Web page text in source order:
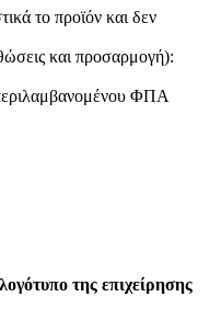
το προϊόν και δεν
και προσαρμογή):
ΦΠΑ
της επιχείρησης